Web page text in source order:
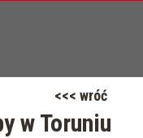
<<< wróć
w Toruniu